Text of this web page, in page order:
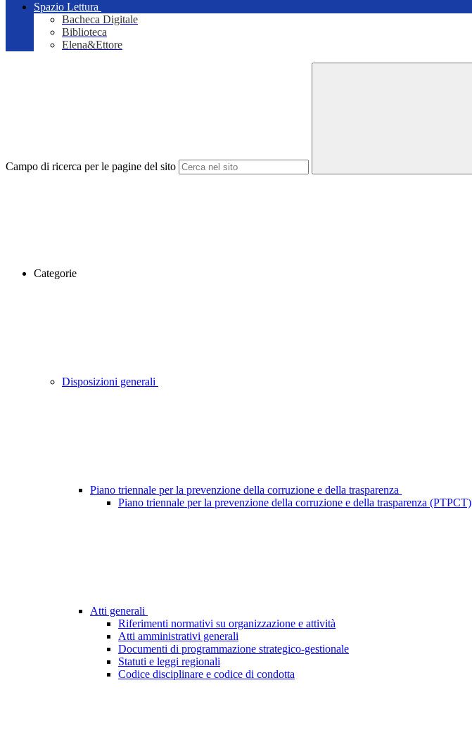
Spazio Lettura
Bacheca Digitale
Biblioteca
Elena&Ettore
Campo di ricerca per le pagine del sito
Categorie
Disposizioni generali
Piano triennale per la prevenzione della corruzione e della trasparenza
Piano triennale per la prevenzione della corruzione e della trasparenza (PTPCT)
Atti generali
Riferimenti normativi su organizzazione e attività
Atti amministrativi generali
Documenti di programmazione strategico-gestionale
Statuti e leggi regionali
Codice disciplinare e codice di condotta